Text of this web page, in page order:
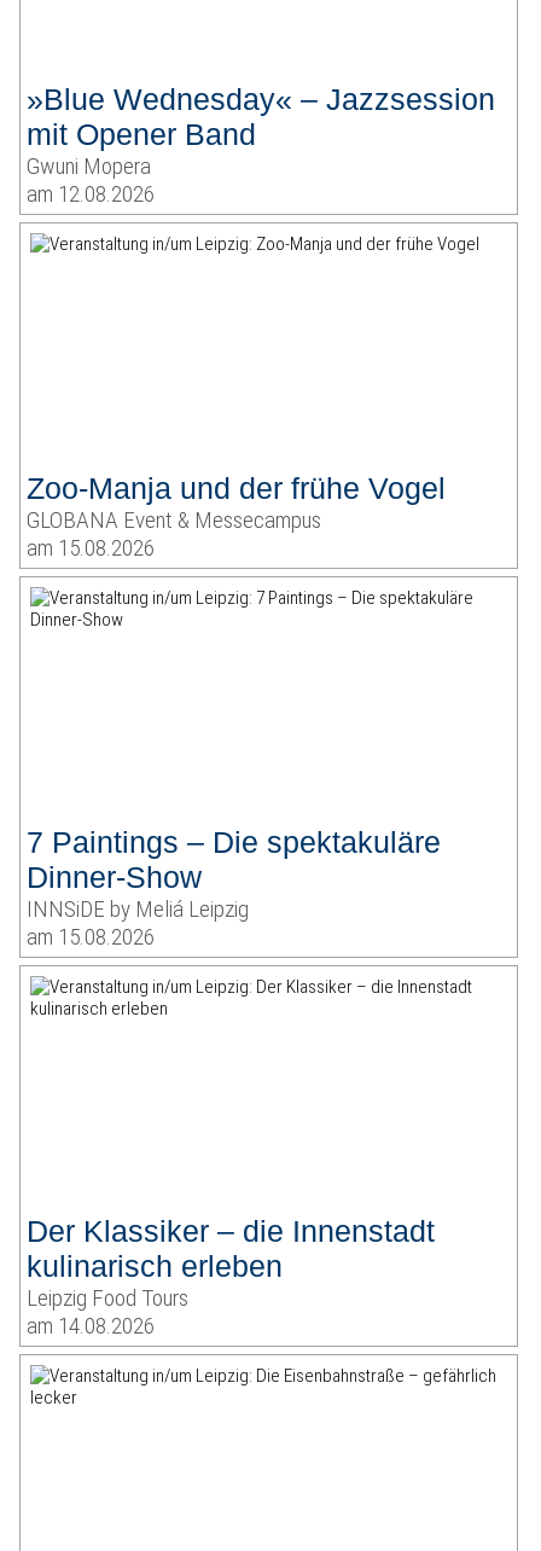
»Blue Wednesday« – Jazzsession
mit Opener Band
Gwuni Mopera
am 12.08.2026
Zoo-Manja und der frühe Vogel
GLOBANA Event & Messecampus
am 15.08.2026
7 Paintings – Die spektakuläre
Dinner-Show
INNSiDE by Meliá Leipzig
am 15.08.2026
Der Klassiker – die Innenstadt
kulinarisch erleben
Leipzig Food Tours
am 14.08.2026